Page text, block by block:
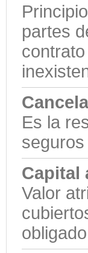
partes
Es la
Capital
Valor